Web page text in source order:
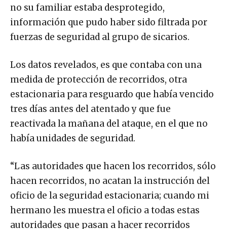
no su familiar estaba desprotegido,
información que pudo haber sido filtrada por
fuerzas de seguridad al grupo de sicarios.
Los datos revelados, es que contaba con una
medida de protección de recorridos, otra
estacionaria para resguardo que había vencido
tres días antes del atentado y que fue
reactivada la mañana del ataque, en el que no
había unidades de seguridad.
“Las autoridades que hacen los recorridos, sólo
hacen recorridos, no acatan la instrucción del
oficio de la seguridad estacionaria; cuando mi
hermano les muestra el oficio a todas estas
autoridades que pasan a hacer recorridos